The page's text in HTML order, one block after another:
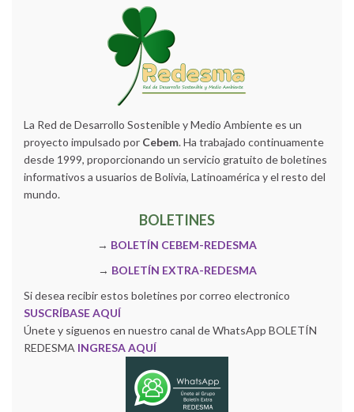
La Red de Desarrollo Sostenible y Medio Ambiente es un
proyecto impulsado por Cebem. Ha trabajado continuamente
desde 1999, proporcionando un servicio gratuito de boletines
informativos a usuarios de Bolivia, Latinoamérica y el resto del
mundo.
BOLETINES
→ BOLETÍN CEBEM-REDESMA
→ BOLETÍN EXTRA-REDESMA
Si desea recibir estos boletines por correo electronico
SUSCRÍBASE AQUÍ
Únete y siguenos en nuestro canal de WhatsApp BOLETÍN
REDESMA INGRESA AQUÍ